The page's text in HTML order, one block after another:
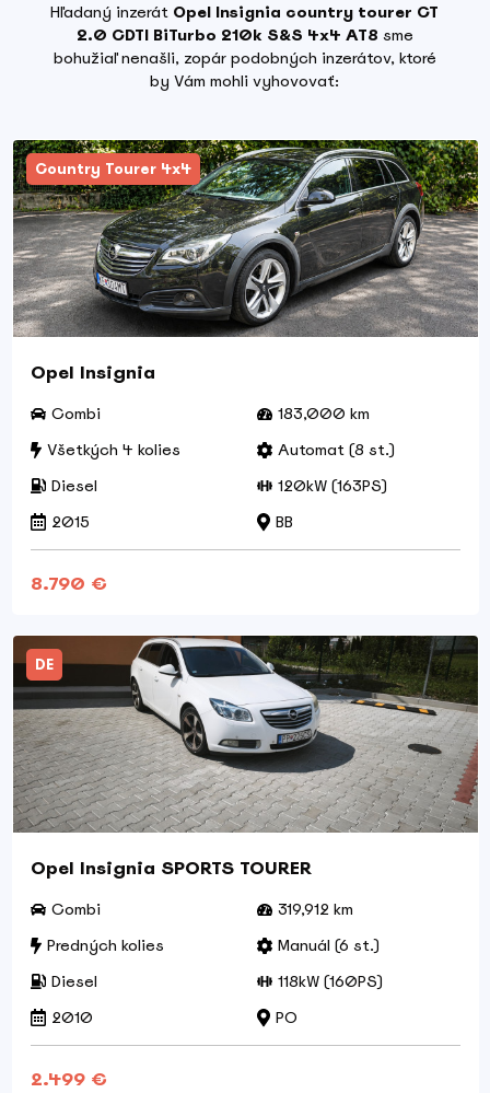
Hľadaný inzerát Opel Insignia country tourer CT
2.0 CDTI BiTurbo 210k S&S 4x4 AT8 sme
bohužiaľ nenašli, zopár podobných inzerátov, ktoré
by Vám mohli vyhovovať:
Country Tourer 4x4
Opel Insignia
Combi
183,000 km
Všetkých 4 kolies
Automat (8 st.)
Diesel
120kW (163PS)
2015
BB
8.790 €
DE
Opel Insignia SPORTS TOURER
Combi
319,912 km
Predných kolies
Manuál (6 st.)
Diesel
118kW (160PS)
2010
PO
2.499 €